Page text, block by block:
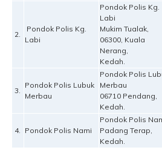
2.
Pondok Polis Kg.
Labi
Pondok Polis Kg.
Labi
Mukim Tualak,
06300, Kuala
Nerang,
Kedah.
3.
Pondok Polis Lubuk
Merbau
Pondok Polis
Merbau
06710 Pendang,
Kedah.
4. Pondok Polis Nami
Pondok Polis
Padang Terap,
Kedah.